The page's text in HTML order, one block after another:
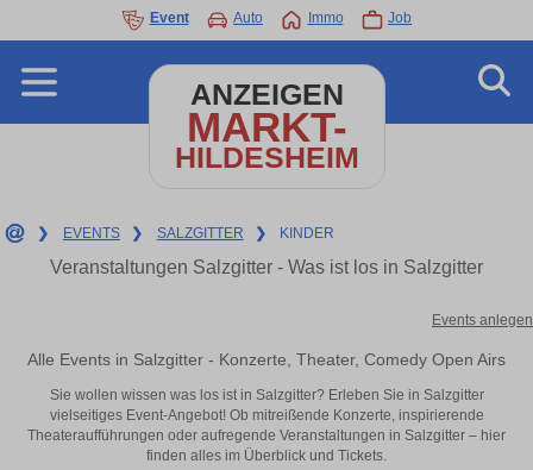
Event Auto Immo Job
ANZEIGEN
MARKT-
HILDESHEIM
❯ EVENTS ❯ SALZGITTER ❯ KINDER
Veranstaltungen Salzgitter - Was ist los in Salzgitter
Events anlegen
Alle Events in Salzgitter - Konzerte, Theater, Comedy Open Airs
Sie wollen wissen was los ist in Salzgitter? Erleben Sie in Salzgitter
vielseitiges Event-Angebot! Ob mitreißende Konzerte, inspirierende
Theateraufführungen oder aufregende Veranstaltungen in Salzgitter – hier
finden alles im Überblick und Tickets.